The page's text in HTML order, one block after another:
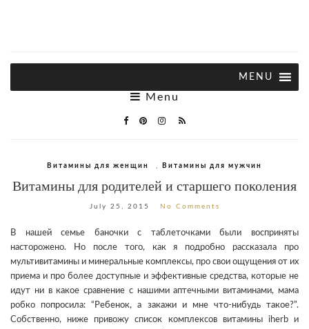
Menu
Витамины для женщин , Витамины для мужчин
Витамины для родителей и старшего поколения
July 25, 2015 No Comments
В нашей семье баночки с таблеточками были восприняты
насторожено. Но после того, как я подробно рассказала про
мультивитамины и минеральные комплексы, про свои ощущения от их
приема и про более доступные и эффективные средства, которые не
идут ни в какое сравнение с нашими аптечными витаминами, мама
робко попросила: “Ребенок, а закажи и мне что-нибудь такое?”.
Собственно, ниже привожу список комплексов витамины iherb и